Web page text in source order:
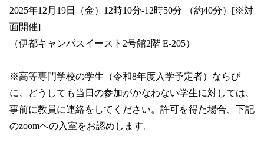
2025年12月19日（金）12時10分-12時50分 （約40分）[※対
面開催]
（伊都キャンパスイースト2号館2階 E-205）
※高等専門学校の学生（令和8年度入学予定者）ならび
に、どうしても当日の参加がかなわない学生に対しては、
事前に教員に連絡をしてください。許可を得た場合、下記
のzoomへの入室をお認めします。